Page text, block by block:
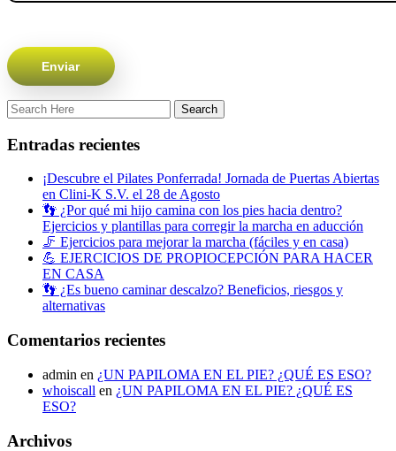
Entradas recientes
¡Descubre el Pilates Ponferrada! Jornada de Puertas Abiertas
en Clini-K S.V. el 28 de Agosto
👣 ¿Por qué mi hijo camina con los pies hacia dentro?
Ejercicios y plantillas para corregir la marcha en aducción
🦵 Ejercicios para mejorar la marcha (fáciles y en casa)
💪 EJERCICIOS DE PROPIOCEPCIÓN PARA HACER
EN CASA
👣 ¿Es bueno caminar descalzo? Beneficios, riesgos y
alternativas
Comentarios recientes
admin en ¿UN PAPILOMA EN EL PIE? ¿QUÉ ES ESO?
whoiscall en ¿UN PAPILOMA EN EL PIE? ¿QUÉ ES
ESO?
Archivos